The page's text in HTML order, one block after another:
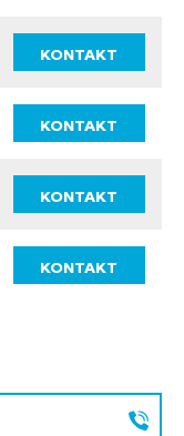
KONTAKT
KONTAKT
KONTAKT
KONTAKT